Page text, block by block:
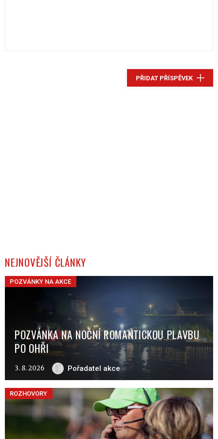
PŘIDAT PŘÍSPĚVEK
NEJNOVĚJŠÍ ČLÁNKY
POZVÁNKY NA AKCE
POZVÁNKA NA NOČNÍ ROMANTICKOU PLAVBU
PO OHŘI
3. 8. 2026 Pořadatel akce
ROZHOVORY